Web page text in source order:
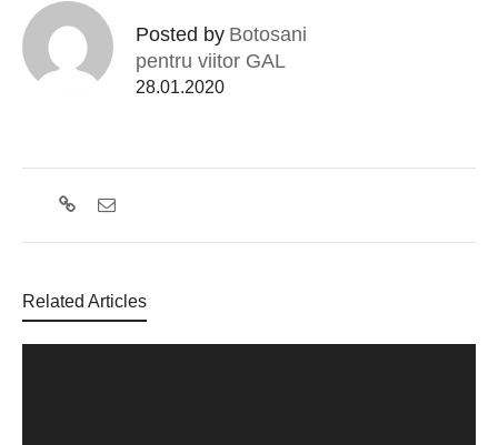
Posted by Botosani
pentru viitor GAL
28.01.2020
Related Articles